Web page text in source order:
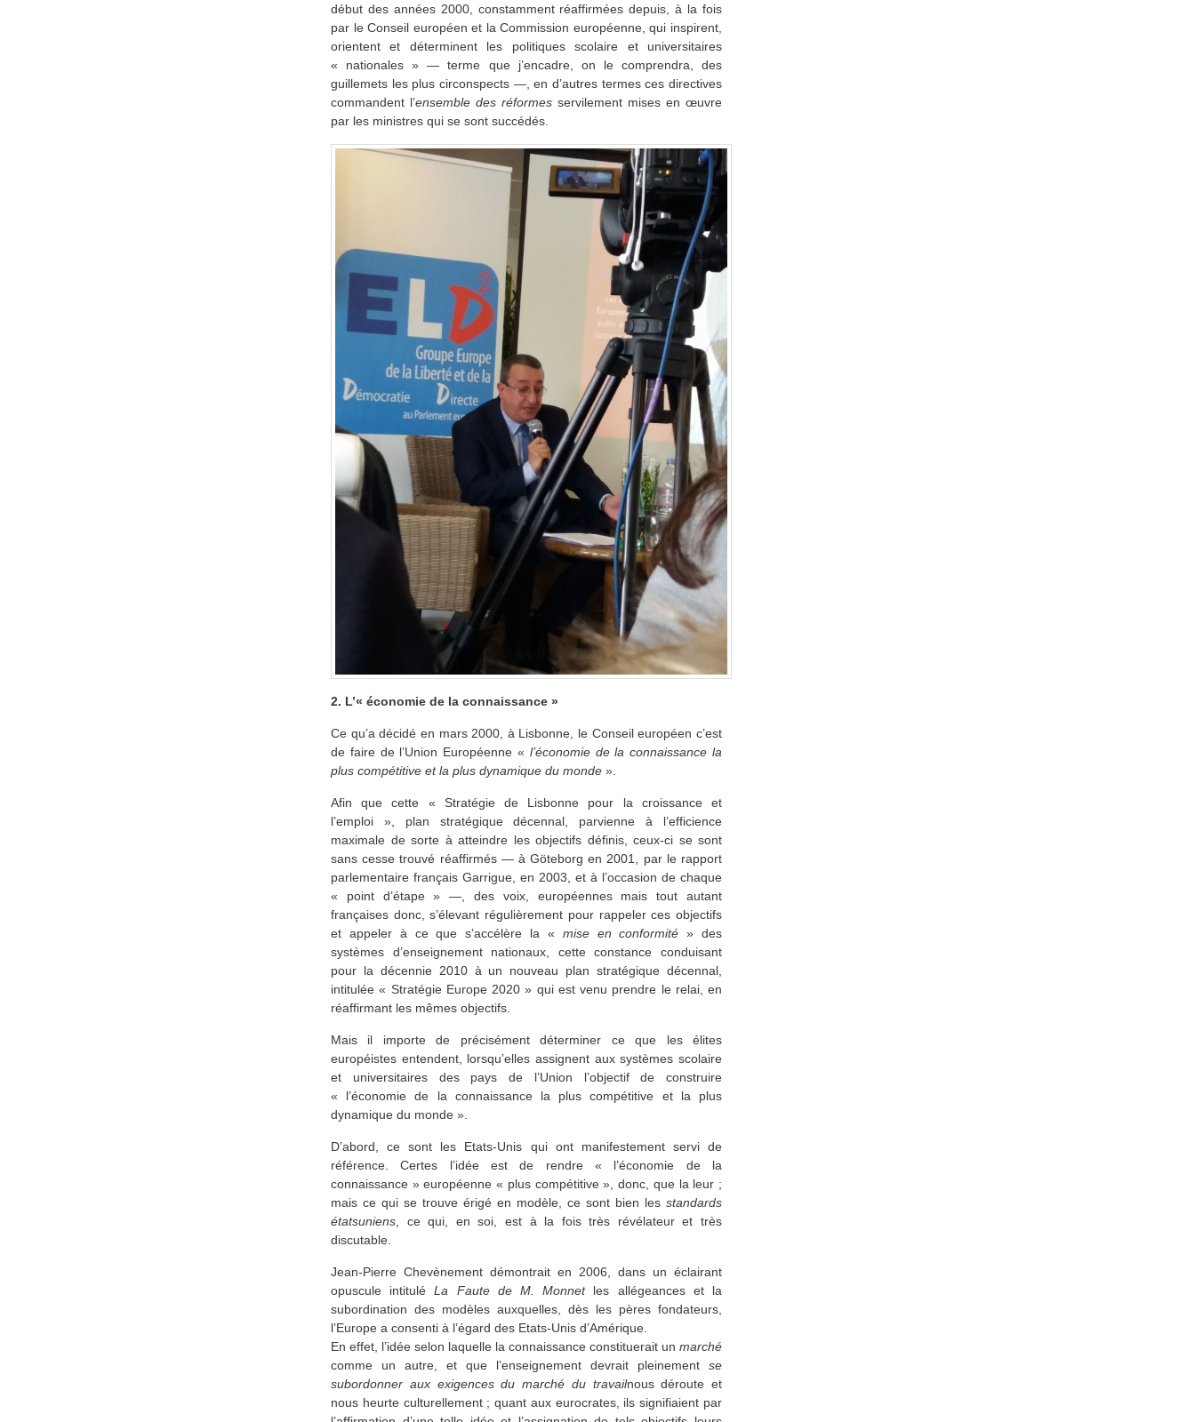
début des années 2000, constamment réaffirmées depuis, à la fois
par le Conseil européen et la Commission européenne, qui inspirent,
orientent et déterminent les politiques scolaire et universitaires
« nationales » — terme que j’encadre, on le comprendra, des
guillemets les plus circonspects —, en d’autres termes ces directives
commandent l’ensemble des réformes servilement mises en œuvre
par les ministres qui se sont succédés.
2. L’« économie de la connaissance »
Ce qu’a décidé en mars 2000, à Lisbonne, le Conseil européen c’est
de faire de l’Union Européenne « l’économie de la connaissance la
plus compétitive et la plus dynamique du monde ».
Afin que cette « Stratégie de Lisbonne pour la croissance et
l’emploi », plan stratégique décennal, parvienne à l’efficience
maximale de sorte à atteindre les objectifs définis, ceux-ci se sont
sans cesse trouvé réaffirmés — à Göteborg en 2001, par le rapport
parlementaire français Garrigue, en 2003, et à l’occasion de chaque
« point d’étape » —, des voix, européennes mais tout autant
françaises donc, s’élevant régulièrement pour rappeler ces objectifs
et appeler à ce que s’accélère la « mise en conformité » des
systèmes d’enseignement nationaux, cette constance conduisant
pour la décennie 2010 à un nouveau plan stratégique décennal,
intitulée « Stratégie Europe 2020 » qui est venu prendre le relai, en
réaffirmant les mêmes objectifs.
Mais il importe de précisément déterminer ce que les élites
européistes entendent, lorsqu’elles assignent aux systèmes scolaire
et universitaires des pays de l’Union l’objectif de construire
« l’économie de la connaissance la plus compétitive et la plus
dynamique du monde ».
D’abord, ce sont les Etats-Unis qui ont manifestement servi de
référence. Certes l’idée est de rendre « l’économie de la
connaissance » européenne « plus compétitive », donc, que la leur ;
mais ce qui se trouve érigé en modèle, ce sont bien les standards
étatsuniens , ce qui, en soi, est à la fois très révélateur et très
discutable.
Jean-Pierre Chevènement démontrait en 2006, dans un éclairant
opuscule intituléLa Faute de M. Monnetles allégeances et la
subordination des modèles auxquelles, dès les pères fondateurs,
l’Europe a consenti à l’égard des Etats-Unis d’Amérique.
En effet, l’idée selon laquelle la connaissance constituerait un marché
comme un autre, et que l’enseignement devrait pleinement se
subordonner aux exigences du marché du travailnous déroute et
nous heurte culturellement ; quant aux eurocrates, ils signifiaient par